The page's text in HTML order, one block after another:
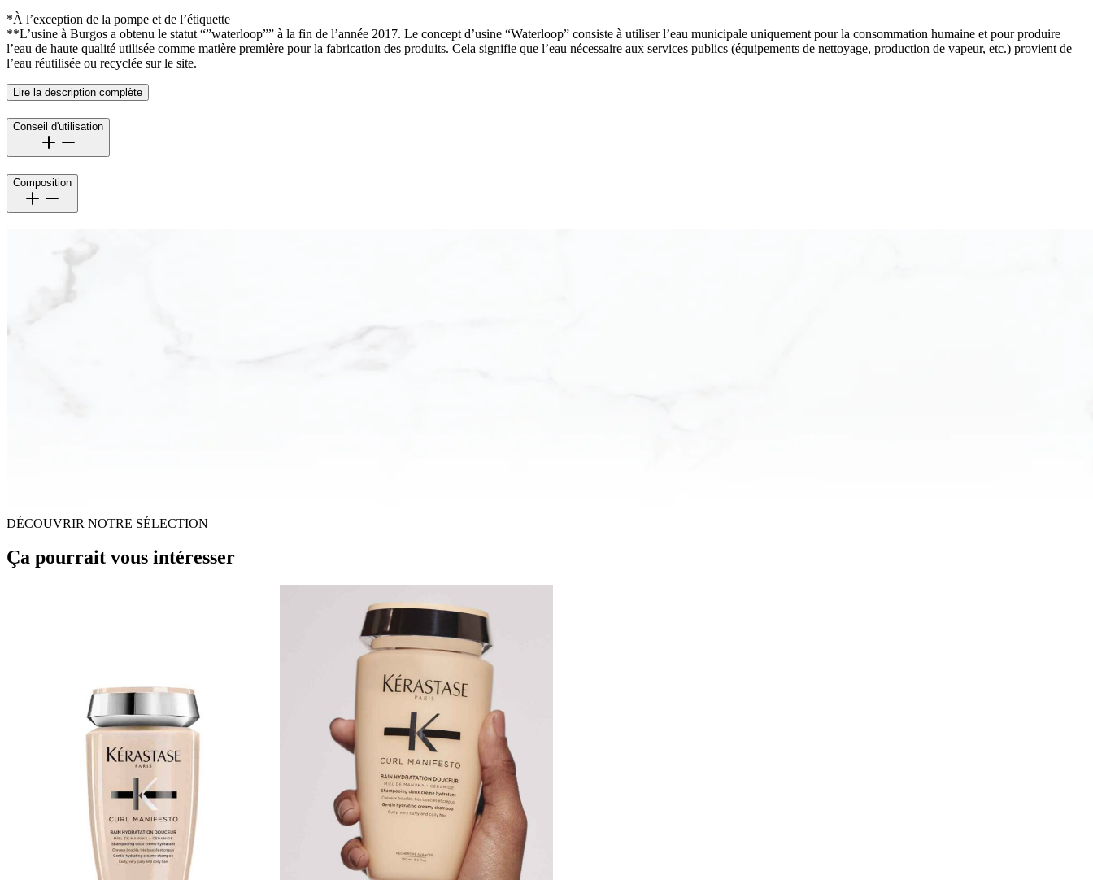
*À l’exception de la pompe et de l’étiquette
**L’usine à Burgos a obtenu le statut “”waterloop”” à la fin de l’année 2017. Le concept d’usine “Waterloop” consiste à utiliser l’eau municipale uniquement pour la consommation humaine et pour produire
l’eau de haute qualité utilisée comme matière première pour la fabrication des produits. Cela signifie que l’eau nécessaire aux services publics (équipements de nettoyage, production de vapeur, etc.) provient de
l’eau réutilisée ou recyclée sur le site.
Lire la description complète
Conseil d'utilisation
Composition
DÉCOUVRIR NOTRE SÉLECTION
Ça pourrait vous intéresser